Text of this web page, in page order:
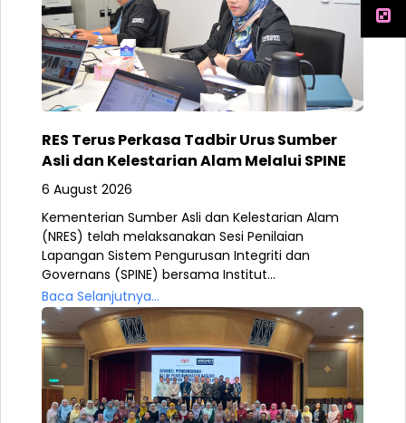
RES Terus Perkasa Tadbir Urus Sumber
Asli dan Kelestarian Alam Melalui SPINE
6 August 2026
Kementerian Sumber Asli dan Kelestarian Alam
(NRES) telah melaksanakan Sesi Penilaian
Lapangan Sistem Pengurusan Integriti dan
Governans (SPINE) bersama Institut...
Baca Selanjutnya...